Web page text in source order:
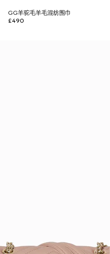
GG羊驼毛羊毛混纺围巾
£490